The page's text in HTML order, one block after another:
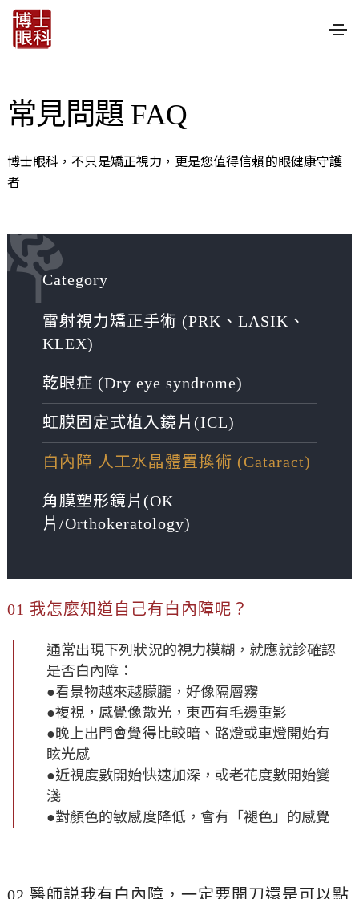
常見問題 FAQ
博士眼科，不只是矯正視力，更是您值得信賴的眼健康守護
者
Category
雷射視力矯正手術 (PRK、LASIK、
KLEX)
乾眼症 (Dry eye syndrome)
虹膜固定式植入鏡片(ICL)
白內障 人工水晶體置換術 (Cataract)
角膜塑形鏡片(OK
片/Orthokeratology)
01 我怎麼知道自己有白內障呢？
通常出現下列狀況的視力模糊，就應就診確認
是否白內障：
●看景物越來越朦朧，好像隔層霧
●複視，感覺像散光，東西有毛邊重影
●晚上出門會覺得比較暗、路燈或車燈開始有
眩光感
●近視度數開始快速加深，或老花度數開始變
淺
●對顏色的敏感度降低，會有「褪色」的感覺
02 醫師説我有白內障，一定要開刀還是可以點